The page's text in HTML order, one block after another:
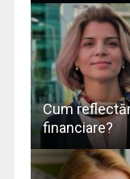
Cum
financiare?